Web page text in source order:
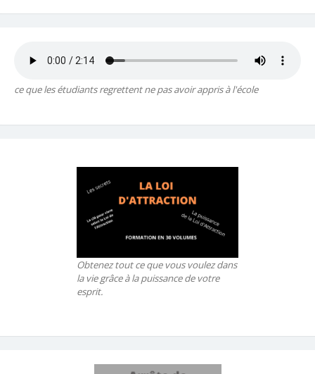
ce que les étudiants regrettent ne pas avoir appris à l'école
Obtenez tout ce que vous voulez dans
la vie grâce à la puissance de votre
esprit.